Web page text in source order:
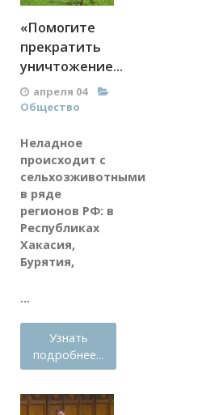
«Помогите
прекратить
уничтожение...
апреля 04
Общество
Неладное
происходит с
сельхозживотными
в ряде
регионов РФ: в
Республиках
Хакасия,
Бурятия,
...
Узнать
подробнее...